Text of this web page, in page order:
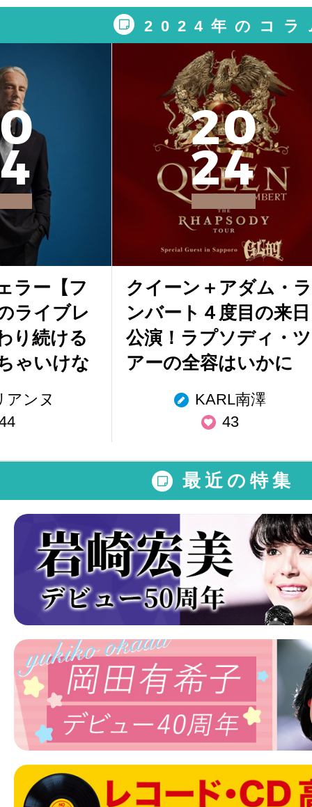
2024年のコラ
4
ラー【フ
ライブレ
り続ける
ゃいけな
アンヌ
20
24
クイーン＋アダム・ラ
ンバート４度目の来日
公演！ラプソディ・ツ
アーの全容はいかに
KARL南澤
43
最近の特集